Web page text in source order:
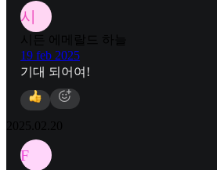
시
시든 에메랄드 하늘
19 feb 2025
기대 되어여!
2025.02.20
F